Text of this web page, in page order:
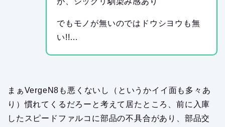
でもモノが無いのではドウシヨウも無
い!!…
まぁVergeN8も悪くないし（というかイイ面も多々あ
り）慣れてくるだろーと考えて居たところ、前に入庫
したスピードファルコに部品の不具合があり、部品交